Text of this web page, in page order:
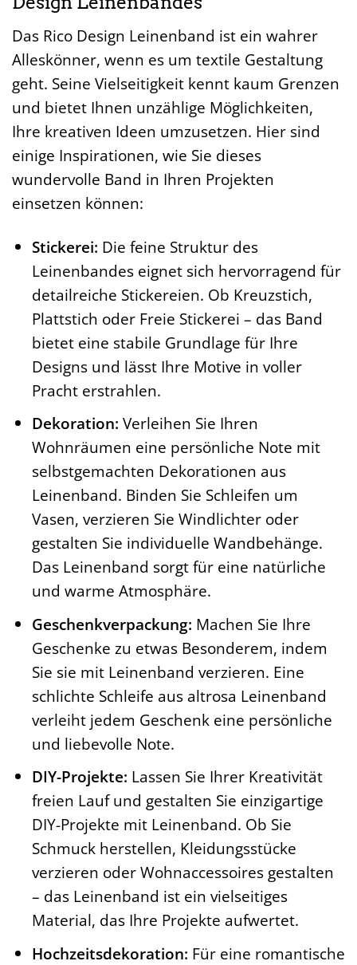
Das Rico Design Leinenband ist ein wahrer
Alleskönner, wenn es um textile Gestaltung
geht. Seine Vielseitigkeit kennt kaum Grenzen
und bietet Ihnen unzählige Möglichkeiten,
Ihre kreativen Ideen umzusetzen. Hier sind
einige Inspirationen, wie Sie dieses
wundervolle Band in Ihren Projekten
einsetzen können:
Stickerei: Die feine Struktur des
Leinenbandes eignet sich hervorragend für
detailreiche Stickereien. Ob Kreuzstich,
Plattstich oder Freie Stickerei – das Band
bietet eine stabile Grundlage für Ihre
Designs und lässt Ihre Motive in voller
Pracht erstrahlen.
Dekoration: Verleihen Sie Ihren
Wohnräumen eine persönliche Note mit
selbstgemachten Dekorationen aus
Leinenband. Binden Sie Schleifen um
Vasen, verzieren Sie Windlichter oder
gestalten Sie individuelle Wandbehänge.
Das Leinenband sorgt für eine natürliche
und warme Atmosphäre.
Geschenkverpackung: Machen Sie Ihre
Geschenke zu etwas Besonderem, indem
Sie sie mit Leinenband verzieren. Eine
schlichte Schleife aus altrosa Leinenband
verleiht jedem Geschenk eine persönliche
und liebevolle Note.
DIY-Projekte: Lassen Sie Ihrer Kreativität
freien Lauf und gestalten Sie einzigartige
DIY-Projekte mit Leinenband. Ob Sie
Schmuck herstellen, Kleidungsstücke
verzieren oder Wohnaccessoires gestalten
– das Leinenband ist ein vielseitiges
Material, das Ihre Projekte aufwertet.
Hochzeitsdekoration: Für eine romantische